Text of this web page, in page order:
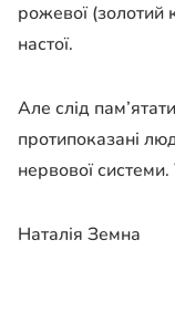
рожевої (золотий
настої.
Але слід
протипоказані
нервової системи.
Наталія Земна